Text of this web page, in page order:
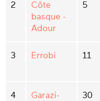
2
Côte
basque -
Adour
5
3 Errobi 11
4
Garazi-
30